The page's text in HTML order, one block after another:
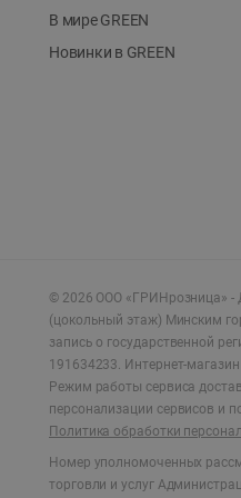
В мире GREEN
Новинки в GREEN
© 2026 ООО «ГРИНрозница» -
(цокольный этаж) Минским
запись о государственной
191634233. Интернет-
Режим работы сервиса
персонализации сервисов и
Политика обработки
Номер уполномоченных
торговли и услуг